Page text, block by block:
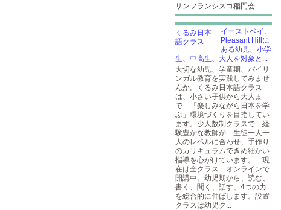
サンフランシスコ稲門会
イーストベイ、
Pleasant Hillに
ある幼児、小学
生、中高生、大人を対象と...
大切な幼児、学童期、バイリ
ンガル教育を実践してみませ
んか。くるみ日本語クラス
は、小さい子供から大人ま
で 「楽しみながら日本を学
ぶ」環境づくりを目指してい
ます。少人数制クラスで 経
験豊かな教師が 生徒一人一
人のレベルに合わせ、手作り
のカリキュラムできめ細かい
指導を心がけています。 現
在は全クラス オンラインで
開講中。幼児期から、読む、
書く、聞く、話す」4つの力
を総合的に伸ばします。設置
クラスは幼児ク...